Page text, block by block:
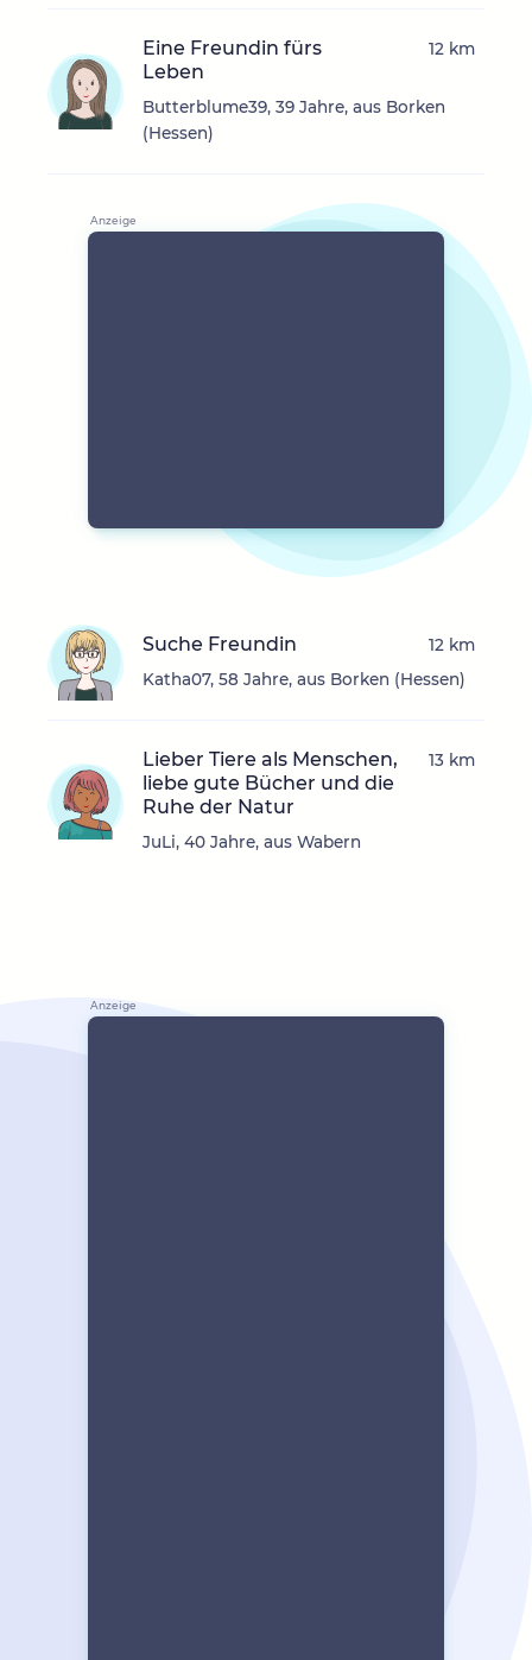
Eine Freundin fürs
Leben
Butterblume39, 39 Jahre, aus Borken
(Hessen)
12 km
Suche Freundin
Katha07, 58 Jahre, aus Borken (Hessen)
12 km
Lieber Tiere als Menschen,
liebe gute Bücher und die
Ruhe der Natur
JuLi, 40 Jahre, aus Wabern
13 km